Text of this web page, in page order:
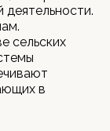
деятельности.
сельских
в